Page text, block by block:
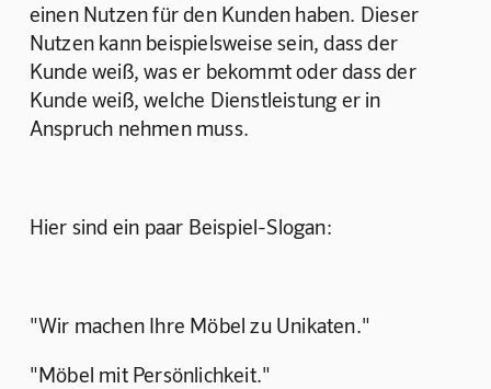
einen Nutzen für den Kunden haben. Dieser
Nutzen kann beispielsweise sein, dass der
Kunde weiß, was er bekommt oder dass der
Kunde weiß, welche Dienstleistung er in
Anspruch nehmen muss.
Hier sind ein paar Beispiel-Slogan:
"Wir machen Ihre Möbel zu Unikaten."
"Möbel mit Persönlichkeit."